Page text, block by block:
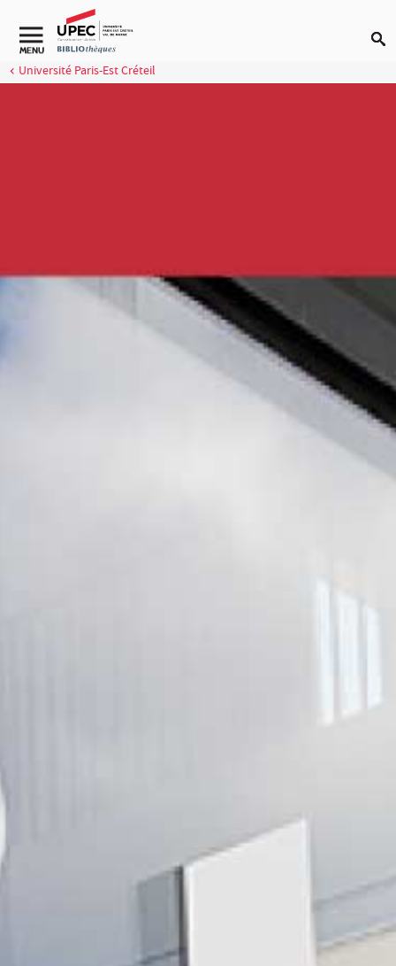
Aller au contenu
MENU
Université Paris-Est Créteil